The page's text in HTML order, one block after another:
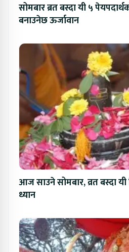
सोमबार ब्रत बस्दा यी ५
बनाउनेछ ऊर्जावान
आज साउने सोमबार, व्रत बस्दा
ध्यान